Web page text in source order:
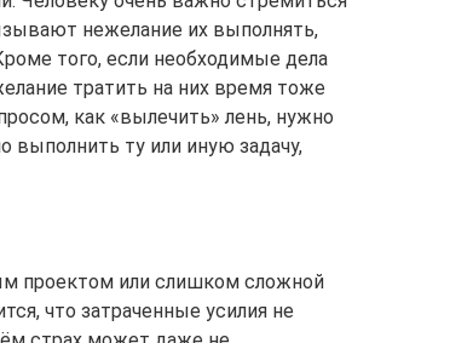
нежелание их выполнять,
того, если необходимые дела
тратить на них время тоже
как «вылечить» лень, нужно
выполнить ту или иную задачу,
проектом или слишком сложной
что затраченные усилия не